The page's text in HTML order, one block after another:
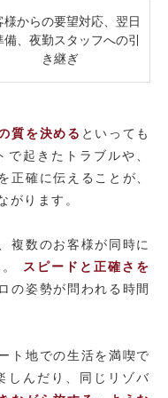
様からの要望対応、翌日
備、夜勤スタッフへの引
き継ぎ
質を決める といっても
起きたトラブルや、
正確に伝えることが、
がります。
複数のお客様が同時に
スピードと正確さを
の姿勢が問われる時間
ト地での生活を満喫で
しんだり、同じリゾバ